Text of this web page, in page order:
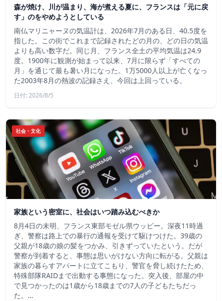
森が焼け、川が温まり、海が煮える夏に、フランスは「元に戻
す」のをやめようとしている
南仏マリニャーヌの気温計は、2026年7月のある日、40.5度を
指した。この街でこれまで記録されたどの月の、どの日の気温
よりも高い数字だ。同じ月、フランス全土の平均気温は24.9
度。1900年に観測が始まって以来、7月に限らず「すべての
月」を通じて最も暑い月になった。1万5000人以上が亡くなっ
た2003年8月の熱波の記録さえ、今回は上回っている。
日付: 2026/8/5
社会・文化
家族という密室に、社会はいつ踏み込むべきか
8月4日の未明、フランス東部モゼル県ウッピー。深夜11時過
ぎ、警察は路上での暴行の通報を受けて駆けつけた。39歳の
父親が18歳の娘の髪をつかみ、引きずっていたという。だが
警察が到着すると、事態は思いがけない方向に転がる。父親は
家族の暮らすアパートに立てこもり、警官を脅し続けたため、
特殊部隊RAIDまで出動する事態になった。突入後、部屋の中
で見つかったのは1歳から18歳までの7人の子どもたちだっ
た。…